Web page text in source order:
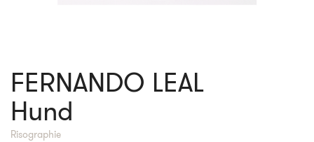
FERNANDO LEAL
Hund
Risographie